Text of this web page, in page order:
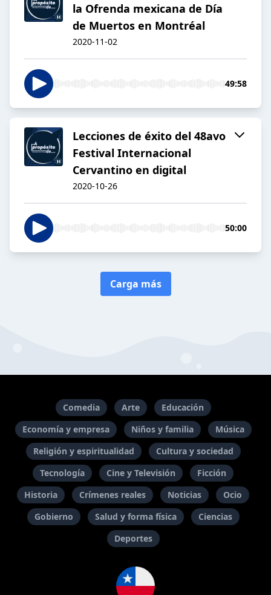
la Ofrenda mexicana de Día
de Muertos en Montréal
2020-11-02
49:58
Lecciones de éxito del 48avo
Festival Internacional
Cervantino en digital
2020-10-26
50:00
Carga más
Comedia Arte
Educación
Economía y empresa
Niños y familia
Música
Religión y espiritualidad
Cultura y sociedad
Tecnología
Cine y Televisión
Ficción
Historia
Crímenes reales Noticias
Ocio
Gobierno
Salud y forma física
Ciencias
Deportes